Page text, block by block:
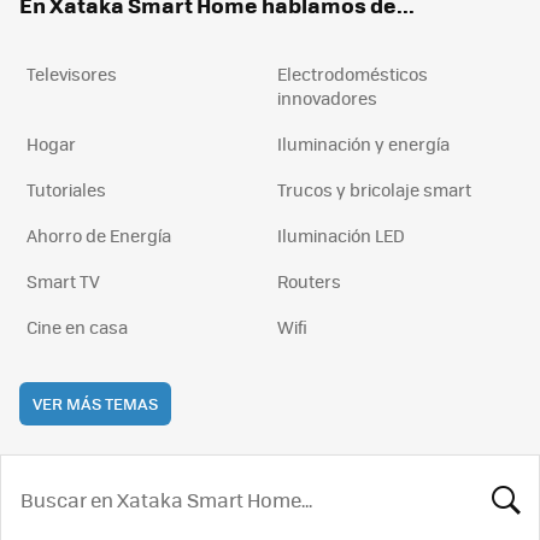
Televisores
Electrodomésticos
innovadores
Hogar
Iluminación y energía
Tutoriales
Trucos y bricolaje smart
Ahorro de Energía
Iluminación LED
Smart TV
Routers
Cine en casa
Wifi
VER MÁS TEMAS